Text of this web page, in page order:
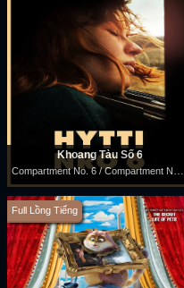
Khoang Tàu Số 6
Compartment No. 6 / Compartment Number 6
Full Lồng Tiếng